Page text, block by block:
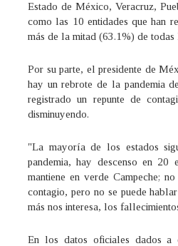
Estado de México, Veracruz,
como las 10 entidades que han
más de la mitad (63.1%) de todas
Por su parte, el presidente de
hay un rebrote de la pandemia
registrado un repunte de
disminuyendo.
"La mayoría de los estados
pandemia, hay descenso en 20
mantiene en verde Campeche;
contagio, pero no se puede
más nos interesa, los
En los datos oficiales dados a